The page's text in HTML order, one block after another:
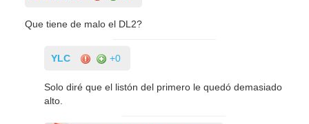
Que tiene de malo el DL2?
YLC +0
Solo diré que el listón del primero le quedó demasiado
alto.